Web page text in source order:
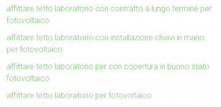
affittare tetto laboratorio con contratto a lungo termine per
fotovoltaico
affittare tetto laboratorio con installazione chiavi in mano
per fotovoltaico
affittare tetto laboratorio per con copertura in buono stato
fotovoltaico
affittare tetto laboratorio per fotovoltaico